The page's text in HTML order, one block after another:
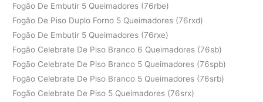
Fogão De Embutir 5 Queimadores (76rbe)
Fogão De Piso Duplo Forno 5 Queimadores (76rxd)
Fogão De Embutir 5 Queimadores (76rxe)
Fogão Celebrate De Piso Branco 6 Queimadores (76sb)
Fogão Celebrate De Piso Branco 5 Queimadores (76spb)
Fogão Celebrate De Piso Branco 5 Queimadores (76srb)
Fogão Celebrate De Piso 5 Queimadores (76srx)